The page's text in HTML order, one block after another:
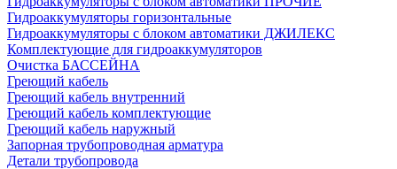
Гидроаккумуляторы горизонтальные
Гидроаккумуляторы с блоком автоматики ДЖИЛЕКС
Комплектующие для гидроаккумуляторов
Очистка БАССЕЙНА
Греющий кабель
Греющий кабель внутренний
Греющий кабель комплектующие
Греющий кабель наружный
Запорная трубопроводная арматура
Детали трубопровода